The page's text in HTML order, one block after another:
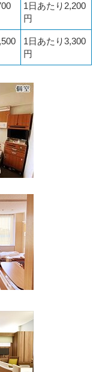
1日あたり2,200
円
1日あたり3,300
円